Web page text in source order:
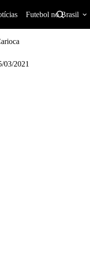
Futebol no Brasil
03/2021